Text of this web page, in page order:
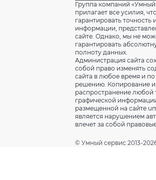
Группа компаний «Умный
прилагает все усилия,
гарантировать точность
информации,
сайте. Однако, мы не
гарантировать
полноту данных.
Администрация сайта
собой право изменять
сайта в любое время и
решению. Копирование и
распространение любой
графической
размещенной на сайте
является нарушением
влечет за собой
© Умный сервис 2013-